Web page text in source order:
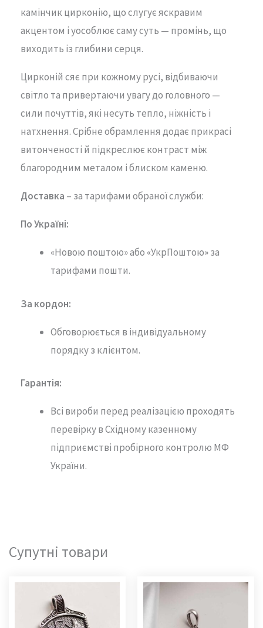
камінчик цирконію, що слугує яскравим
акцентом і уособлює саму суть — промінь, що
виходить із глибини серця.
Цирконій сяє при кожному русі, відбиваючи
світло та привертаючи увагу до головного —
сили почуттів, які несуть тепло, ніжність і
натхнення. Срібне обрамлення додає прикрасі
витонченості й підкреслює контраст між
благородним металом і блиском каменю.
Доставка – за тарифами обраної служби:
По Україні:
«Новою поштою» або «УкрПоштою» за
тарифами пошти.
За кордон:
Обговорюється в індивідуальному
порядку з клієнтом.
Гарантія:
Всі вироби перед реалізацією проходять
перевірку в Східному казенному
підприємстві пробірного контролю МФ
України.
Супутні товари